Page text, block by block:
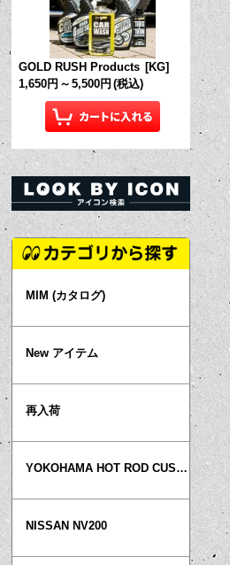
GOLD RUSH Products [KG]
1,650円 ～ 5,500円 (税込)
MIM (カタログ)
New アイテム
再入荷
YOKOHAMA HOT ROD CUSTOM SHOW
NISSAN NV200